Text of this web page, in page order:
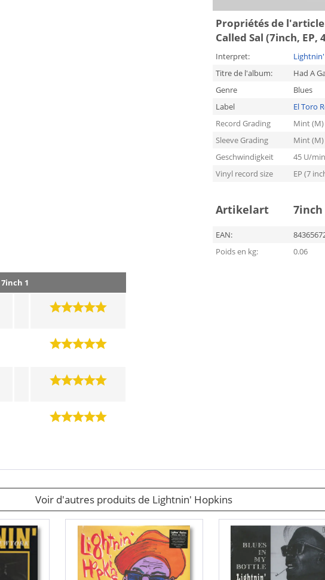
Propriétés de
Called Sal (7inch, EP,
Interpret:
Titre de l'album:
Had A
Genre
Blues
Label
El Toro
Record Grading
Mint (M)
Sleeve Grading
Mint (M)
Geschwindigkeit
45 U/min
Vinyl record size
EP (7
Artikelart 7inch
EAN:
Poids en kg:
0.06
7inch 1
Voir d'autres produits de Lightnin' Hopkins